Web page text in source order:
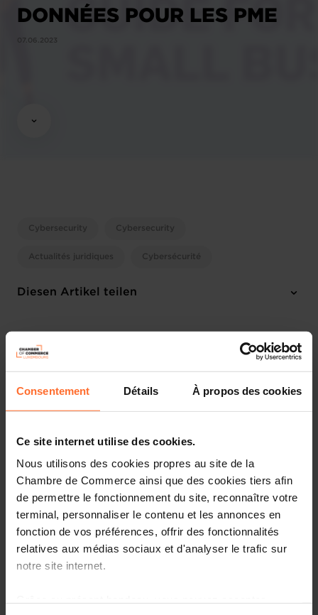
Consentement Détails À propos des cookies
Ce site internet utilise des cookies.
Nous utilisons des cookies propres au site de la
Chambre de Commerce ainsi que des cookies tiers afin
de permettre le fonctionnement du site, reconnaître votre
terminal, personnaliser le contenu et les annonces en
fonction de vos préférences, offrir des fonctionnalités
relatives aux médias sociaux et d'analyser le trafic sur
notre site internet.
DONNÉES POUR LES PME
07.06.2023
Cybersecurity Cybersecurity
Actualités juridiques Cybersécurité
Diesen Artikel teilen
données pour aider les propriétaires de petites
entreprises dans leurs efforts à devenir plus conformes
aux règles en matière de protection des données. Le
aux PME des informations pratiques sur la conformité au